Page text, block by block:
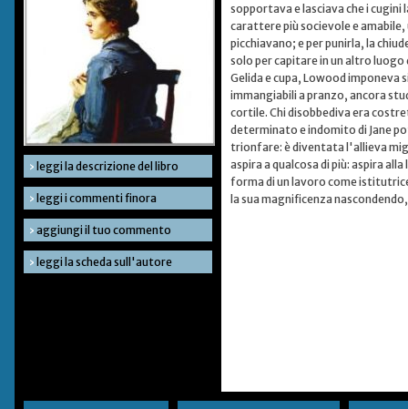
› leggi la descrizione del libro
› leggi i commenti finora
› aggiungi il tuo commento
› leggi la scheda sull'autore
sopportava e lasciava che i cugini
carattere più socievole e
picchiavano; e per punirla, la
solo per capitare in un altro luogo
Gelida e cupa, Lowood
immangiabili a pranzo, ancora
cortile. Chi disobbediva era
determinato e indomito di Jane
trionfare: è diventata l'allieva
aspira a qualcosa di più: aspira
forma di un lavoro come
la sua magnificenza